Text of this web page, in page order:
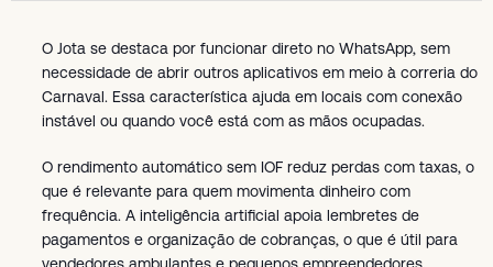
O Jota se destaca por funcionar direto no WhatsApp, sem
necessidade de abrir outros aplicativos em meio à correria do
Carnaval. Essa característica ajuda em locais com conexão
instável ou quando você está com as mãos ocupadas.
O rendimento automático sem IOF reduz perdas com taxas, o
que é relevante para quem movimenta dinheiro com
frequência. A inteligência artificial apoia lembretes de
pagamentos e organização de cobranças, o que é útil para